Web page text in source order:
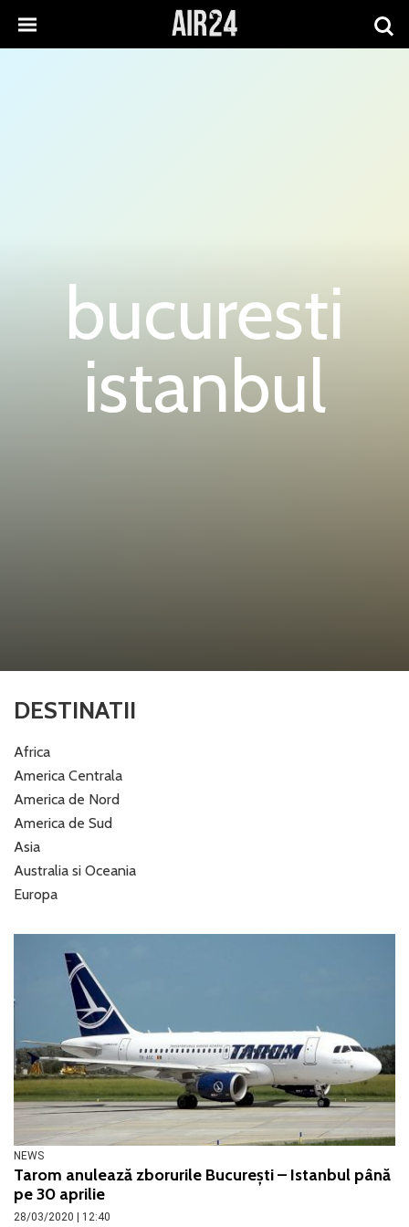
bucuresti
istanbul
DESTINATII
Africa
America Centrala
America de Nord
America de Sud
Asia
Australia si Oceania
Europa
NEWS
Tarom anulează zborurile București – Istanbul până
pe 30 aprilie
28/03/2020 | 12:40